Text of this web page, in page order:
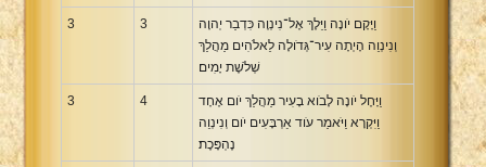
3 3
וַיָּקָם יֹונָה וַיֵּלֶךְ אֶל־נִינְוֶה כִּדְבַר יְהוָה
וְנִינְוֵה הָיְתָה עִיר־גְּדֹולָה לֵאלֹהִים מַהֲלַךְ
שְׁלֹשֶׁת יָמִים׃
3 4
וַיָּחֶל יֹונָה לָבֹוא בָעִיר מַהֲלַךְ יֹום אֶחָד
וַיִּקְרָא וַיֹּאמַר עֹוד אַרְבָּעִים יֹום וְנִינְוֵה
נֶהְפָּכֶת׃